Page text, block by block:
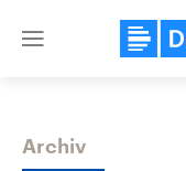
Close
Archiv